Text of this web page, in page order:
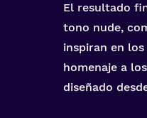
El resultado
tono nude,
inspiran en
homenaje a
diseñado